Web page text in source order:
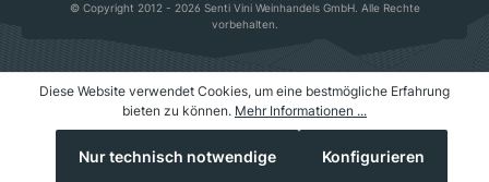
© Copyright 2012 - 2026 Senti Vini Weinhandels GmbH. Alle Rechte
vorbehalten.
Diese Website verwendet Cookies, um eine bestmögliche Erfahrung
bieten zu können. Mehr Informationen ...
Nur technisch notwendige Konfigurieren